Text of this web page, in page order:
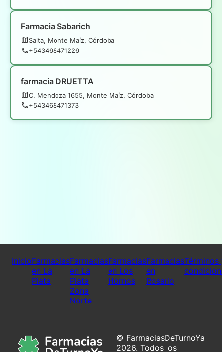
Farmacia Sabarich
Salta, Monte Maíz, Córdoba
+543468471226
farmacia DRUETTA
C. Mendoza 1655, Monte Maíz, Córdoba
+543468471373
InicioFarmacias
en La
Plata
Farmacias
en La
Plata
Zona
Norte
Farmacias
en Los
Hornos
Farmacias
en
Rosario
Términos
© FarmaciasDeTurnoYa
2026. Todos los